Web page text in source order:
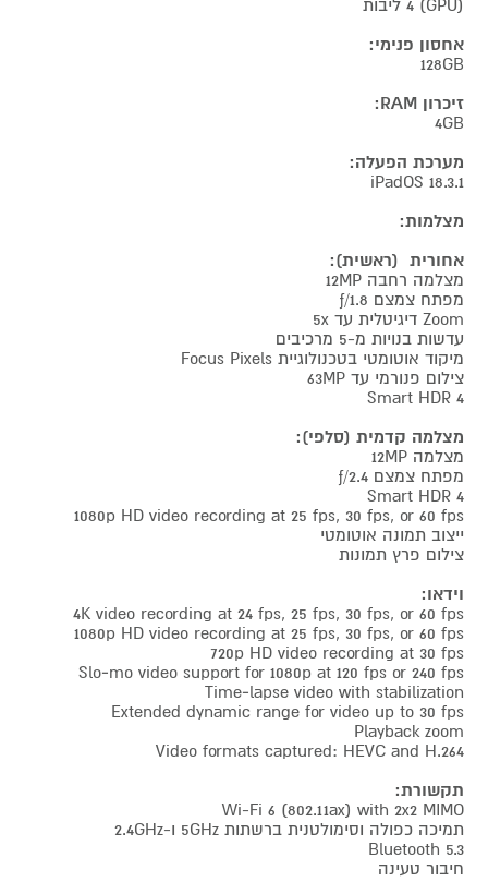
(GPU) 4 ליבות
אחסון פנימי:
128GB
זיכרון RAM:
4GB
מערכת הפעלה:
iPadOS 18.3.1
מצלמות:
אחורית (ראשית):
מצלמה רחבה 12MP
מפתח צמצם ƒ/1.8
Zoom דיגיטלית עד 5x
עדשות בנויות מ-5 מרכיבים
מיקוד אוטומטי בטכנולוגיית Focus Pixels
צילום פנורמי עד 63MP
Smart HDR 4
מצלמה קדמית (סלפי):
מצלמה 12MP
מפתח צמצם ƒ/2.4
Smart HDR 4
1080p HD video recording at 25 fps, 30 fps, or 60 fps
ייצוב תמונה אוטומטי
צילום פרץ תמונות
וידאו:
4K video recording at 24 fps, 25 fps, 30 fps, or 60 fps
1080p HD video recording at 25 fps, 30 fps, or 60 fps
720p HD video recording at 30 fps
Slo‑mo video support for 1080p at 120 fps or 240 fps
Time‑lapse video with stabilization
Extended dynamic range for video up to 30 fps
Playback zoom
Video formats captured: HEVC and H.264
תקשורת:
Wi-Fi 6 (802.11ax) with 2x2 MIMO
תמיכה כפולה וסימולטנית ברשתות 5GHz ו-2.4GHz
5.3 Bluetooth
חיבור טעינה